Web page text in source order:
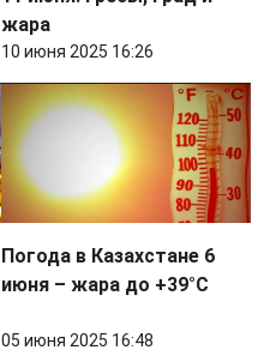
жара
10 июня 2025 16:26
Погода в Казахстане 6
июня – жара до +39°C
05 июня 2025 16:48